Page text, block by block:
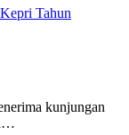
Tahun
kunjungan